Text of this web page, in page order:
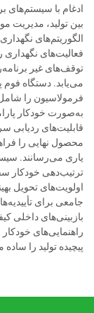
ادغام با سیستم‌های
بین تولید،
الگوریتم‌های
فعالیت‌های نگهداری
توقف‌های غیر
می‌یابد. دستگاه
فرمولاسیون را
به‌صورت خودکار
قابلیت‌های ردیابی
محصول نهایی را
یاری می‌رسانند.
ترتیب‌دهی خودکار
اولویت‌های تحویل
جامعی برای
بازبینی‌های داخلی
راهنمایی‌های
پیچیده تولید را